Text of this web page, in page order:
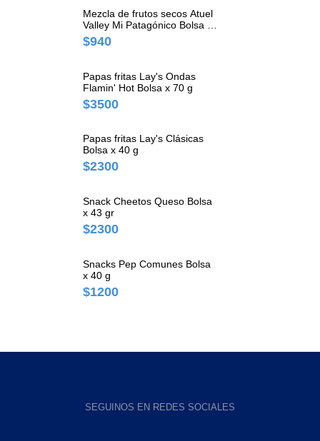
Mezcla de frutos secos Atuel
Valley Mi Patagónico Bolsa x
40 g
$940
Papas fritas Lay's Ondas
Flamin' Hot Bolsa x 70 g
$3500
Papas fritas Lay's Clásicas
Bolsa x 40 g
$2300
Snack Cheetos Queso Bolsa
x 43 gr
$2300
Snacks Pep Comunes Bolsa
x 40 g
$1200
SEGUINOS EN REDES SOCIALES